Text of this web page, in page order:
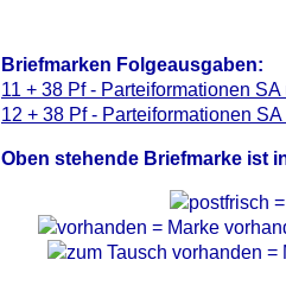
Briefmarken Folgeausgaben:
11 + 38 Pf - Parteiformationen SA
12 + 38 Pf - Parteiformationen SA
Oben stehende Briefmarke ist
= Marke
=